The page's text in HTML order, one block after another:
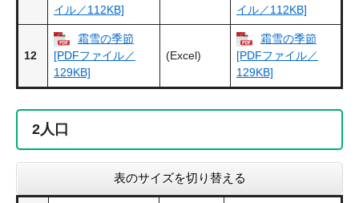
イル／112KB]
イル／112KB]
12
霜雪の季節
[PDFファイル／
129KB]
(Excel)
霜雪の季節
[PDFファイル／
129KB]
2人口
表のサイズを切り替える